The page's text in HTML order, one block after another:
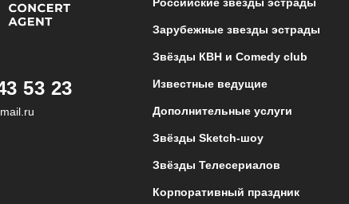
53 23
Зарубежные звезды эстрады
Звёзды КВН и Comedy club
Известные ведущие
Дополнительные услуги
Звёзды Sketch-шоу
Звёзды Телесериалов
Корпоративный праздник